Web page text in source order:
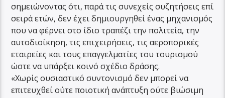
σημειώνοντας ότι, παρά τις συνεχείς συζητήσεις επί
σειρά ετών, δεν έχει δημιουργηθεί ένας μηχανισμός
που να φέρνει στο ίδιο τραπέζι την πολιτεία, την
αυτοδιοίκηση, τις επιχειρήσεις, τις αεροπορικές
εταιρείες και τους επαγγελματίες του τουρισμού
ώστε να υπάρξει κοινό σχέδιο δράσης.
«Χωρίς ουσιαστικό συντονισμό δεν μπορεί να
επιτευχθεί ούτε ποιοτική ανάπτυξη ούτε βιώσιμη